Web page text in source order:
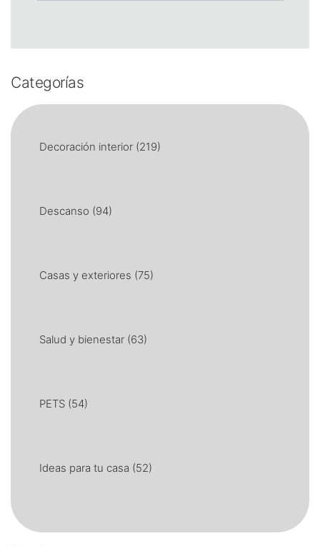
Categorías
Decoración interior (219)
Descanso (94)
Casas y exteriores (75)
Salud y bienestar (63)
PETS (54)
Ideas para tu casa (52)